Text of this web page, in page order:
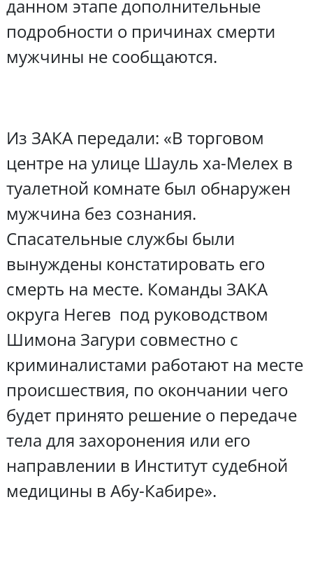
данном этапе дополнительные
подробности о причинах смерти
мужчины не сообщаются.
Из ЗАКА передали: «В торговом
центре на улице Шауль ха-Мелех в
туалетной комнате был обнаружен
мужчина без сознания.
Спасательные службы были
вынуждены констатировать его
смерть на месте. Команды ЗАКА
округа Негев под руководством
Шимона Загури совместно с
криминалистами работают на месте
происшествия, по окончании чего
будет принято решение о передаче
тела для захоронения или его
направлении в Институт судебной
медицины в Абу-Кабире».